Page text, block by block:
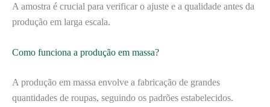
A amostra é crucial para verificar o ajuste e a qualidade antes da
produção em larga escala.
Como funciona a produção em massa?
A produção em massa envolve a fabricação de grandes
quantidades de roupas, seguindo os padrões estabelecidos.